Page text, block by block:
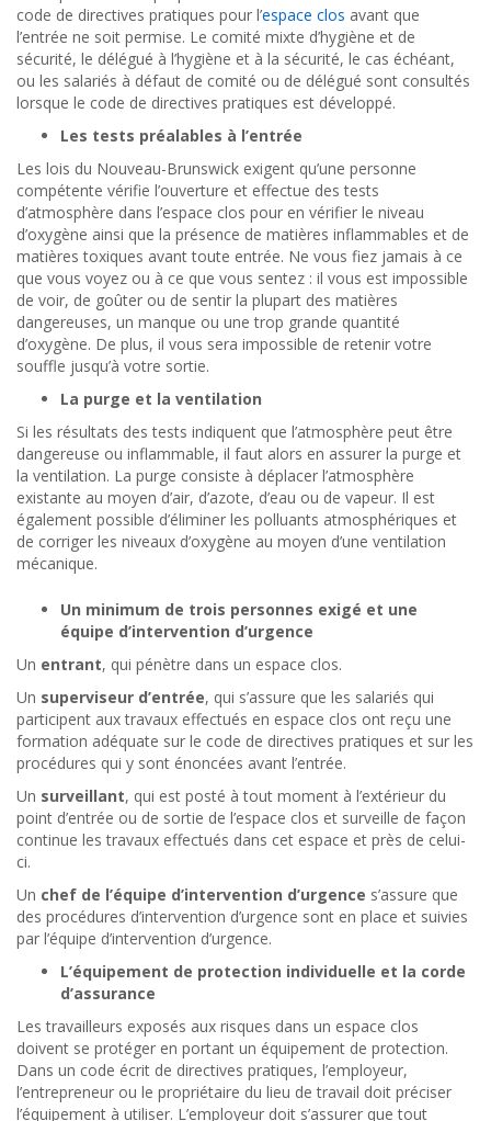
code de directives pratiques pour l’espace clos avant que
l’entrée ne soit permise. Le comité mixte d’hygiène et de
sécurité, le délégué à l’hygiène et à la sécurité, le cas échéant,
ou les salariés à défaut de comité ou de délégué sont consultés
lorsque le code de directives pratiques est développé.
Les tests préalables à l’entrée
Les lois du Nouveau-Brunswick exigent qu’une personne
compétente vérifie l’ouverture et effectue des tests
d’atmosphère dans l’espace clos pour en vérifier le niveau
d’oxygène ainsi que la présence de matières inflammables et de
matières toxiques avant toute entrée. Ne vous fiez jamais à ce
que vous voyez ou à ce que vous sentez : il vous est impossible
de voir, de goûter ou de sentir la plupart des matières
dangereuses, un manque ou une trop grande quantité
d’oxygène. De plus, il vous sera impossible de retenir votre
souffle jusqu’à votre sortie.
La purge et la ventilation
Si les résultats des tests indiquent que l’atmosphère peut être
dangereuse ou inflammable, il faut alors en assurer la purge et
la ventilation. La purge consiste à déplacer l’atmosphère
existante au moyen d’air, d’azote, d’eau ou de vapeur. Il est
également possible d’éliminer les polluants atmosphériques et
de corriger les niveaux d’oxygène au moyen d’une ventilation
mécanique.
Un minimum de trois personnes exigé et une
équipe d’intervention d’urgence
Un entrant, qui pénètre dans un espace clos.
Un superviseur d’entrée, qui s’assure que les salariés qui
participent aux travaux effectués en espace clos ont reçu une
formation adéquate sur le code de directives pratiques et sur les
procédures qui y sont énoncées avant l’entrée.
Un surveillant, qui est posté à tout moment à l’extérieur du
point d’entrée ou de sortie de l’espace clos et surveille de façon
continue les travaux effectués dans cet espace et près de celui-
ci.
Un chef de l’équipe d’intervention d’urgence s’assure que
des procédures d’intervention d’urgence sont en place et suivies
par l’équipe d’intervention d’urgence.
L’équipement de protection individuelle et la corde
d’assurance
Les travailleurs exposés aux risques dans un espace clos
doivent se protéger en portant un équipement de protection.
Dans un code écrit de directives pratiques, l’employeur,
l’entrepreneur ou le propriétaire du lieu de travail doit préciser
l’équipement à utiliser. L’employeur doit s’assurer que tout